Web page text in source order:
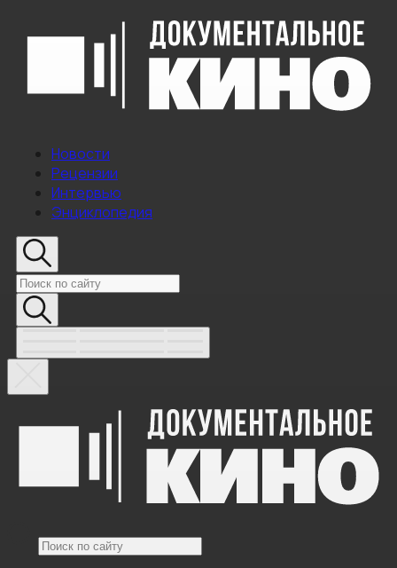
Новости
Рецензии
Интервью
Энциклопедия